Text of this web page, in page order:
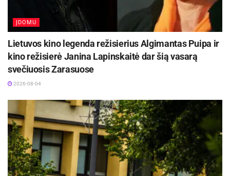
ĮDOMU
Lietuvos kino legenda režisierius Algimantas Puipa ir
kino režisierė Janina Lapinskaitė dar šią vasarą
svečiuosis Zarasuose
2026-08-04